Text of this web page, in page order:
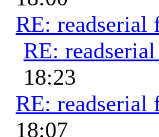
RE: readserial
RE:
18:23
RE: readserial
18:07